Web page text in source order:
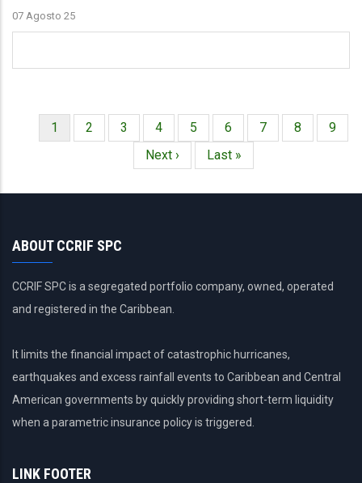
07 Agosto 25
Paginación
Página
actual
1 Página
2 Página
3 Página
4 Página
5 Página
6 Página
7 Página
8
9
Siguiente
página
Next ›
Última
página
Last »
ABOUT CCRIF SPC
CCRIF SPC is a segregated portfolio company, owned, operated
and registered in the Caribbean.
It limits the financial impact of catastrophic hurricanes,
earthquakes and excess rainfall events to Caribbean and Central
American governments by quickly providing short-term liquidity
when a parametric insurance policy is triggered.
LINK FOOTER